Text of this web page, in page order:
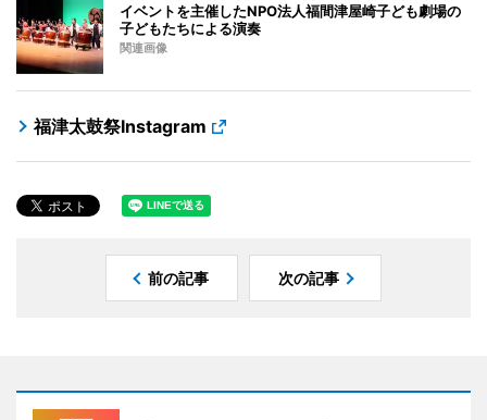
イベントを主催したNPO法人福間津屋崎子ども劇場の
子どもたちによる演奏
関連画像
福津太鼓祭Instagram
前の記事 次の記事